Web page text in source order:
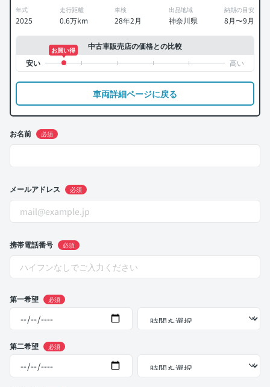
年式
2025
走行距離
0.6万km
車検
28年2月
出品地域
神奈川県
納期の目安
8月〜9月
中古車販売店の価格との比較
お買い得
車両詳細ページに戻る
お名前 必須
メールアドレス 必須
携帯電話番号 必須
第一希望 必須
第二希望 必須